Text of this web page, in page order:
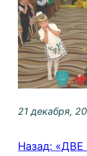
21 декабря,
Назад: